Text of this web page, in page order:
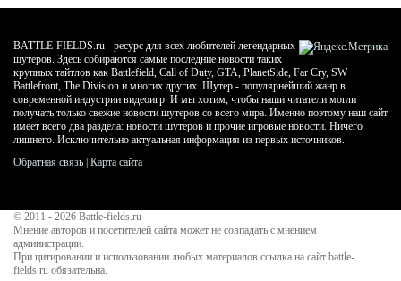
BATTLE-FIELDS.ru - ресурс для всех любителей легендарных
шутеров. Здесь собираются самые последние новости таких
крупных тайтлов как Battlefield, Call of Duty, GTA, PlanetSide, Far Cry, SW
Battlefront, The Division и многих других. Шутер - популярнейший жанр в
современной индустрии видеоигр. И мы хотим, чтобы наши читатели могли
получать только свежие новости шутеров со всего мира. Именно поэтому наш сайт
имеет всего два раздела: новости шутеров и прочие игровые новости. Ничего
лишнего. Исключительно актуальная информация из первых источников.
Обратная связь Карта сайта
© 2011 - 2026 Battle-fields.ru
Мнение авторов и посетителей сайта может не совпадать с мнением
администрации.
При цитировании и использовании любых материалов ссылка на сайт battle-
fields.ru обязательна.